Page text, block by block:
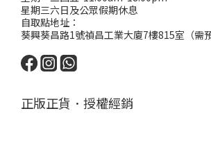
星期三六日及公眾假期休息
自取點地址：
葵興葵昌路1號禎昌工業大廈7樓815室（需預
正版正貨．授權經銷